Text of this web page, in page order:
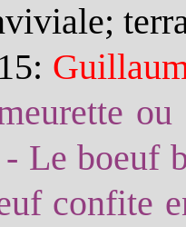
Le boeuf
confite